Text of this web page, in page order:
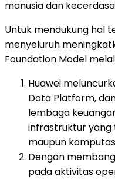
manusia dan
Untuk mendukung hal
menyeluruh
Foundation Model
Huawei
Data Platform,
lembaga
infrastruktur yang
maupun
Dengan
pada aktivitas